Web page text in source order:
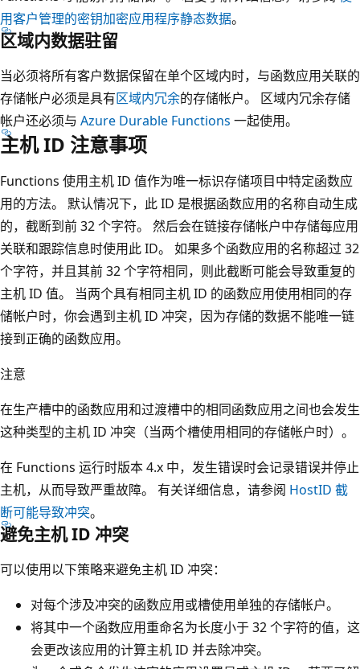
用客户管理的密钥加密应用程序静态数据。
区域内数据驻留
当必须将所有客户数据保留在单个区域内时，与函数应用关联的
存储帐户必须是具有区域内冗余的存储帐户。 区域内冗余存储
帐户还必须与 Azure Durable Functions 一起使用。
主机 ID 注意事项
Functions 使用主机 ID 值作为唯一标识存储项目中特定函数应
用的方法。 默认情况下，此 ID 是根据函数应用的名称自动生成
的，截断到前 32 个字符。 然后会在链接存储帐户中存储每应用
关联和跟踪信息时使用此 ID。 如果多个函数应用的名称超过 32
个字符，并且其前 32 个字符相同，则此截断可能会导致重复的
主机 ID 值。 当两个具有相同主机 ID 的函数应用使用相同的存
储帐户时，你会遇到主机 ID 冲突，因为存储的数据不能唯一链
接到正确的函数应用。
注意
在生产槽中的函数应用和过渡槽中的相同函数应用之间也会发生
这种类型的主机 ID 冲突（当两个槽使用相同的存储帐户时）。
在 Functions 运行时版本 4.x 中，发生错误时会记录错误并停止
主机，从而导致严重故障。 有关详细信息，请参阅 HostID 截
断可能导致冲突。
避免主机 ID 冲突
可以使用以下策略来避免主机 ID 冲突：
对每个涉及冲突的函数应用或槽使用单独的存储帐户。
将其中一个函数应用重命名为长度小于 32 个字符的值，这
会更改该应用的计算主机 ID 并去除冲突。